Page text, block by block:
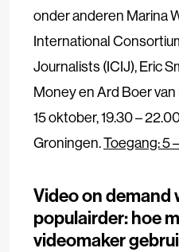
onder anderen Marina
International
Journalists (ICIJ), Eric
Money en Ard Boer
15 oktober, 19.30 –
Groningen.Toegang: 5
Video on demand
populairder: hoe
videomaker